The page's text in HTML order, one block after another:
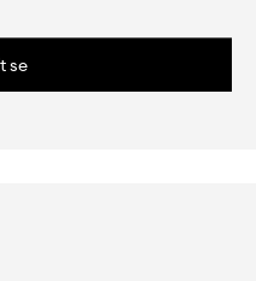
se